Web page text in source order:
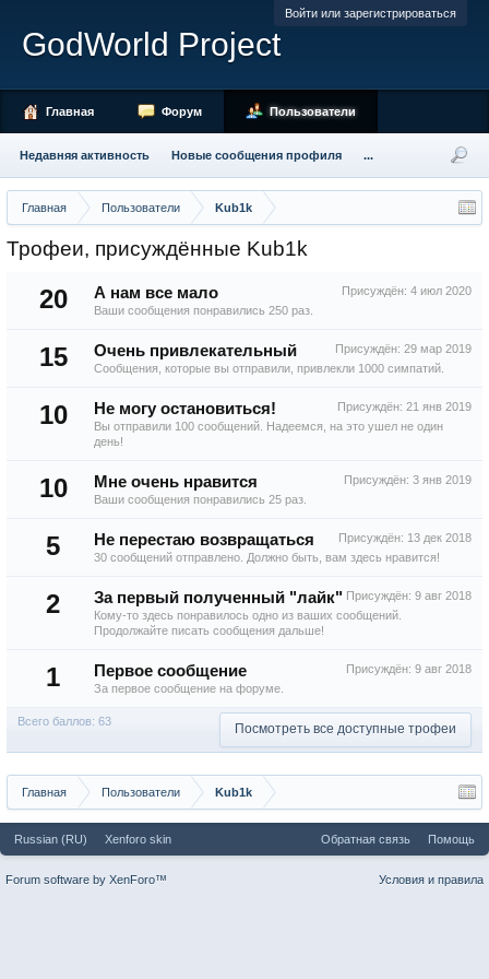
Войти или зарегистрироваться
Главная Пользователи Kub1k
Трофеи, присуждённые Kub1k
20 Присуждён: 4 июл 2020
А нам все мало
Ваши сообщения понравились 250 раз.
15 Присуждён: 29 мар 2019
Очень привлекательный
Сообщения, которые вы отправили, привлекли 1000 симпатий.
10 Присуждён: 21 янв 2019
Не могу остановиться!
Вы отправили 100 сообщений. Надеемся, на это ушел не один
день!
10 Присуждён: 3 янв 2019
Мне очень нравится
Ваши сообщения понравились 25 раз.
5 Присуждён: 13 дек 2018
Не перестаю возвращаться
30 сообщений отправлено. Должно быть, вам здесь нравится!
2 Присуждён: 9 авг 2018
За первый полученный "лайк"
Кому-то здесь понравилось одно из ваших сообщений.
Продолжайте писать сообщения дальше!
1 Присуждён: 9 авг 2018
Первое сообщение
За первое сообщение на форуме.
Всего баллов: 63 Посмотреть все доступные трофеи
Главная Пользователи Kub1k
GodWorld Project
Главная Форум Пользователи
Недавняя активность Новые сообщения профиля ...
Russian (RU) Xenforo skin Обратная связь Помощь
Условия и правила
Forum software by XenForo™